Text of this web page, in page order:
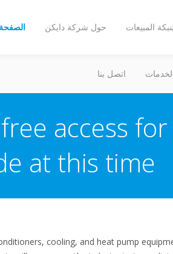
حول شركة دايكن المبيعات
اتصل بنا
access
at this time?
cooling, and heat pump